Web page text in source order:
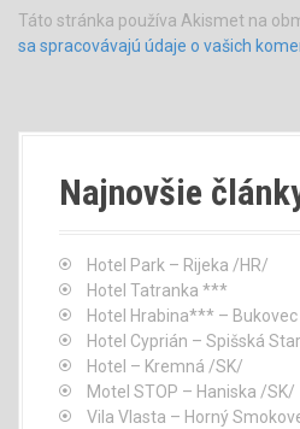
Táto stránka používa Akismet na
sa spracovávajú údaje o vašich
Najnovšie
Hotel Park – Rijeka /HR/
Hotel Tatranka ***
Hotel Hrabina*** –
Hotel Cyprián – Spišská
Hotel – Kremná /SK/
Motel STOP – Haniska /SK/
Vila Vlasta – Horný